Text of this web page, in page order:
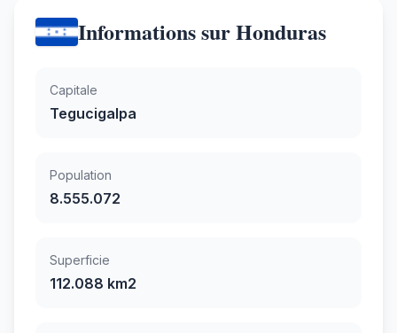
Informations sur Honduras
Capitale
Tegucigalpa
Population
8.555.072
Superficie
112.088 km2